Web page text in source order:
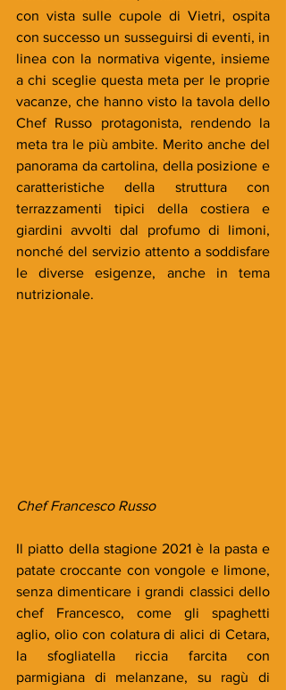
con vista sulle cupole di Vietri, ospita
con successo un susseguirsi di eventi, in
linea con la normativa vigente, insieme
a chi sceglie questa meta per le proprie
vacanze, che hanno visto la tavola dello
Chef Russo protagonista, rendendo la
meta tra le più ambite. Merito anche del
panorama da cartolina, della posizione e
caratteristiche della struttura con
terrazzamenti tipici della costiera e
giardini avvolti dal profumo di limoni,
nonché del servizio attento a soddisfare
le diverse esigenze, anche in tema
nutrizionale.
Chef Francesco Russo
Il piatto della stagione 2021 è la pasta e
patate croccante con vongole e limone,
senza dimenticare i grandi classici dello
chef Francesco, come gli spaghetti
aglio, olio con colatura di alici di Cetara,
la sfogliatella riccia farcita con
parmigiana di melanzane, su ragù di